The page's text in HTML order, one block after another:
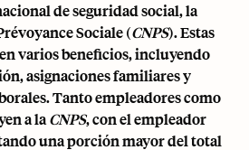
de seguridad social, la
Sociale (CNPS). Estas
varios beneficios, incluyendo
asignaciones familiares y
Tanto empleadores como
a laCNPS, con el empleador
una porción mayor del total